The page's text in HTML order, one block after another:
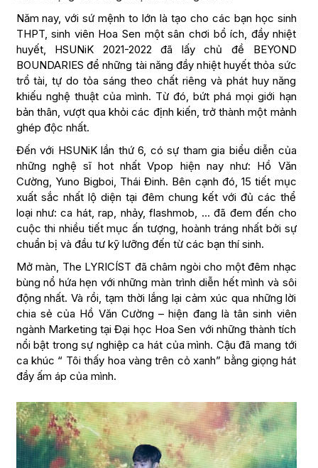
Năm nay, với sứ mệnh to lớn là tạo cho các bạn học sinh
THPT, sinh viên Hoa Sen một sân chơi bổ ích, đầy nhiệt
huyết, HSUNiK 2021-2022 đã lấy chủ đề BEYOND
BOUNDARIES để những tài năng đầy nhiệt huyết thỏa sức
trổ tài, tự do tỏa sáng theo chất riêng và phát huy năng
khiếu nghệ thuật của mình. Từ đó, bứt phá mọi giới hạn
bản thân, vượt qua khỏi các định kiến, trở thành một mảnh
ghép độc nhất.
Đến với HSUNiK lần thứ 6, có sự tham gia biểu diễn của
những nghệ sĩ hot nhất Vpop hiện nay như: Hồ Văn
Cường, Yuno Bigboi, Thái Đinh. Bên cạnh đó, 15 tiết mục
xuất sắc nhất lộ diện tại đêm chung kết với đủ các thể
loại như: ca hát, rap, nhảy, flashmob, … đã đem đến cho
cuộc thi nhiều tiết mục ấn tượng, hoành tráng nhất bởi sự
chuẩn bị và đầu tư kỹ lưỡng đến từ các bạn thí sinh.
Mở màn, The LYRICÍST đã châm ngòi cho một đêm nhạc
bùng nổ hứa hẹn với những màn trình diễn hết mình và sôi
động nhất. Và rồi, tạm thời lắng lại cảm xúc qua những lời
chia sẻ của Hồ Văn Cường – hiện đang là tân sinh viên
ngành Marketing tại Đại học Hoa Sen với những thành tích
nổi bật trong sự nghiệp ca hát của mình. Cậu đã mang tới
ca khúc “ Tôi thấy hoa vàng trên cỏ xanh” bằng giọng hát
đầy ấm áp của mình.